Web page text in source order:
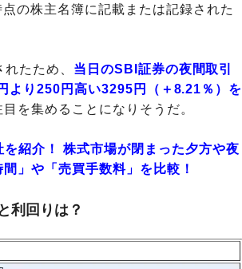
の株主名簿に記載または記録された
たため、 当日のSBI証券の夜間取引
より250円高い3295円（＋8.21％）を
を集めることになりそうだ。
紹介！ 株式市場が閉まった夕方や夜
」や「売買手数料」を比較！
利回りは？